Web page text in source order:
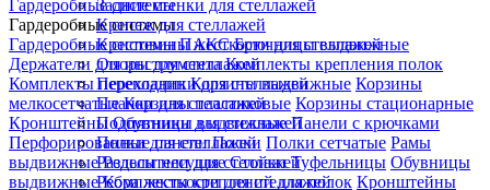
Задние стенки для стеллажей
Крепеж для стеллажей
Крестовины жесткости для стеллажей
Опоры для стеллажей
Переходники для стеллажей
Планки для стеллажей
Подпятники для стеллажей
Полки для стеллажей
Разделители для стеллажей
Ребра жесткости для стеллажей
Гардеробные системы
Гардеробные системы
Гардеробные системы ПАКС Брючницы выдвижные
Держатели для инструмента Комплекты крепления полок
Комплекты перекладин Корзины выдвижные Корзины
мелкосетчатые Корзины пластиковые Корзины стационарные
Кронштейны Обувницы выдвижные Панели с крючками
Перфорированные панели Полки Полки сетчатые Рамы
выдвижные Рельсы несущие Стойки Туфельницы Обувницы
выдвижные Комплекты креплений для полок Кронштейны